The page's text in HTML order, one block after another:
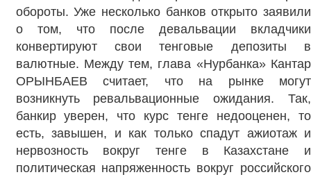
обороты. Уже несколько банков открыто заявили
о том, что после девальвации вкладчики
конвертируют свои тенговые депозиты в
валютные. Между тем, глава «Нурбанка» Кантар
ОРЫНБАЕВ считает, что на рынке могут
возникнуть ревальвационные ожидания. Так,
банкир уверен, что курс тенге недооценен, то
есть, завышен, и как только спадут ажиотаж и
нервозность вокруг тенге в Казахстане и
политическая напряженность вокруг российского